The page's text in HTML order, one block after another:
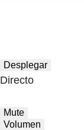
Desplegar
Directo
Mute
Volumen